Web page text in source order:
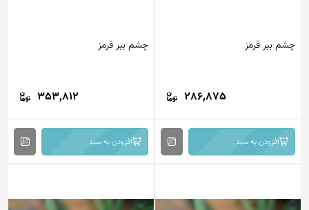
چشم ببر قرمز
286,875
افزودن به سبد
چشم ببر قرمز
353,812
افزودن به سبد